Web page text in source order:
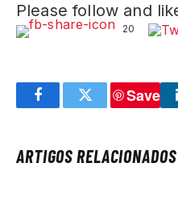
Please follow and
20
FacebookTwitter
Save
ARTIGOS RELACIONADOS